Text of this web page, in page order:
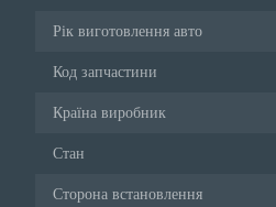
Рік виготовлення авто
Код запчастини
Країна виробник
Стан
Сторона встановлення